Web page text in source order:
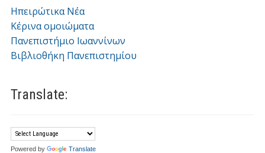
Ηπειρώτικα Νέα
Κέρινα ομοιώματα
Πανεπιστήμιο Ιωαννίνων
Βιβλιοθήκη Πανεπιστημίου
Translate:
Powered by Translate